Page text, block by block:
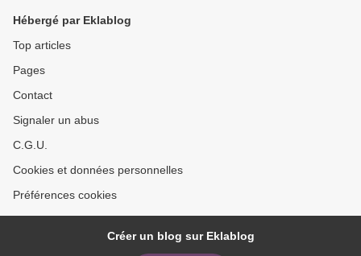
Hébergé par Eklablog
Top articles
Pages
Contact
Signaler un abus
C.G.U.
Cookies et données personnelles
Préférences cookies
Créer un blog sur Eklablog